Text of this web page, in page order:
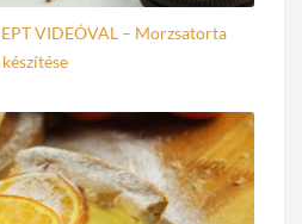
VIDEÓVAL – Morzsatorta
készítése